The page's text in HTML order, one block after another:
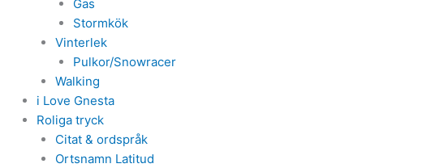
Gas
Stormkök
Vinterlek
Pulkor/Snowracer
Walking
i Love Gnesta
Roliga tryck
Citat & ordspråk
Ortsnamn Latitud